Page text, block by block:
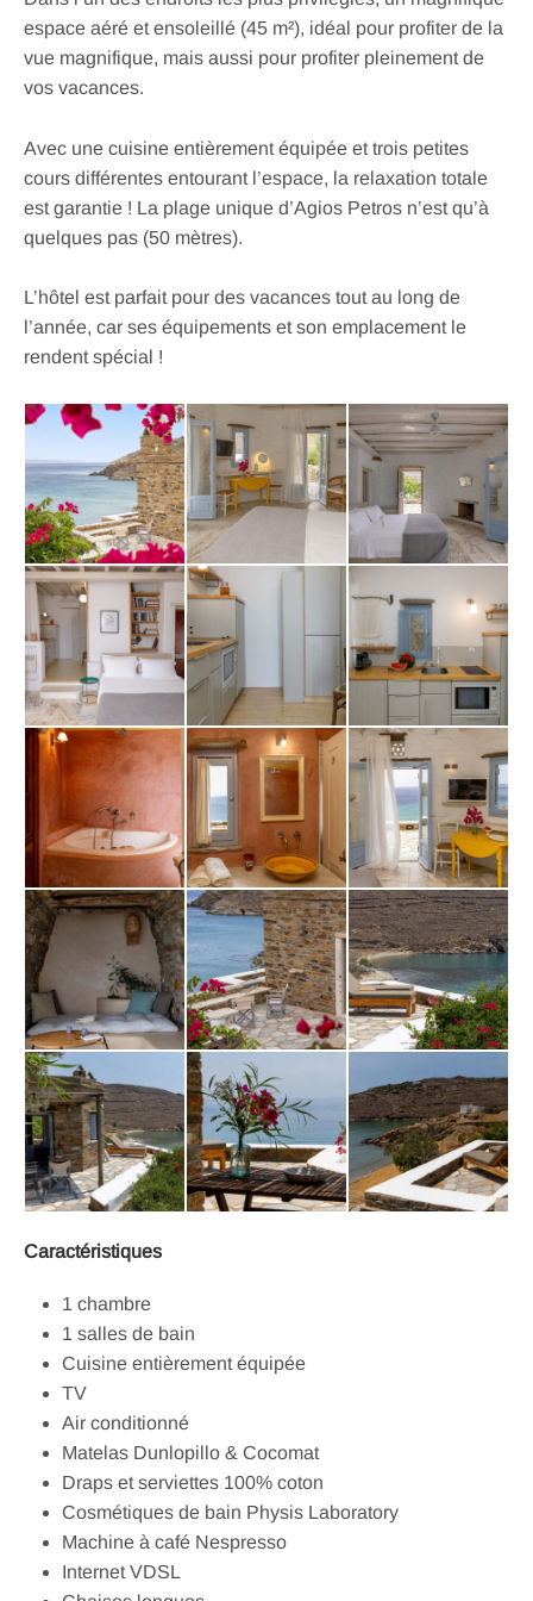
espace aéré et ensoleillé (45 m²), idéal pour profiter de la
vue magnifique, mais aussi pour profiter pleinement de
vos vacances.
Avec une cuisine entièrement équipée et trois petites
cours différentes entourant l’espace, la relaxation totale
est garantie ! La plage unique d’Agios Petros n’est qu’à
quelques pas (50 mètres).
L’hôtel est parfait pour des vacances tout au long de
l’année, car ses équipements et son emplacement le
rendent spécial !
Caractéristiques
1 chambre
1 salles de bain
Cuisine entièrement équipée
TV
Air conditionné
Matelas Dunlopillo & Cocomat
Draps et serviettes 100% coton
Cosmétiques de bain Physis Laboratory
Machine à café Nespresso
Internet VDSL